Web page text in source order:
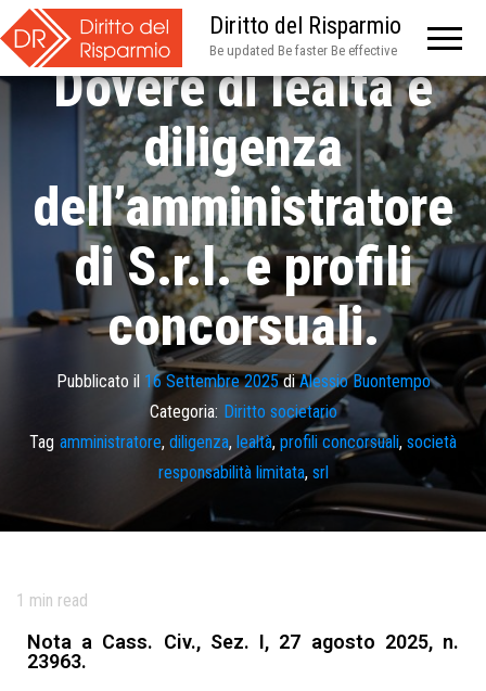
Diritto del Risparmio
Be updated Be faster Be effective
Dovere di lealtà e
diligenza
dell’amministratore
di S.r.l. e profili
concorsuali.
Pubblicato il 16 Settembre 2025diAlessio Buontempo
Categoria: Diritto societario
Tag amministratore, diligenza, lealtà, profili concorsuali, società
responsabilità limitata, srl
1 min read
Nota a Cass. Civ., Sez. I, 27 agosto 2025, n.
23963.